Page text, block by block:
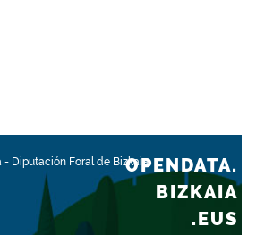
- Diputación Foral de BizkaiaOPENDATA.
BIZKAIA
.EUS